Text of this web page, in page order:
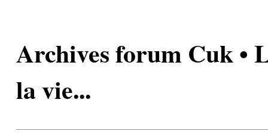
Archives forum Cuk •
la vie...